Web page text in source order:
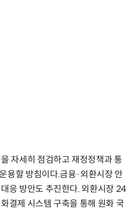
자세히 점검하고 재정정책과 통
용할 방침이다.금융·외환시장 안
응 방안도 추진한다. 외환시장 24
결제 시스템 구축을 통해 원화 국